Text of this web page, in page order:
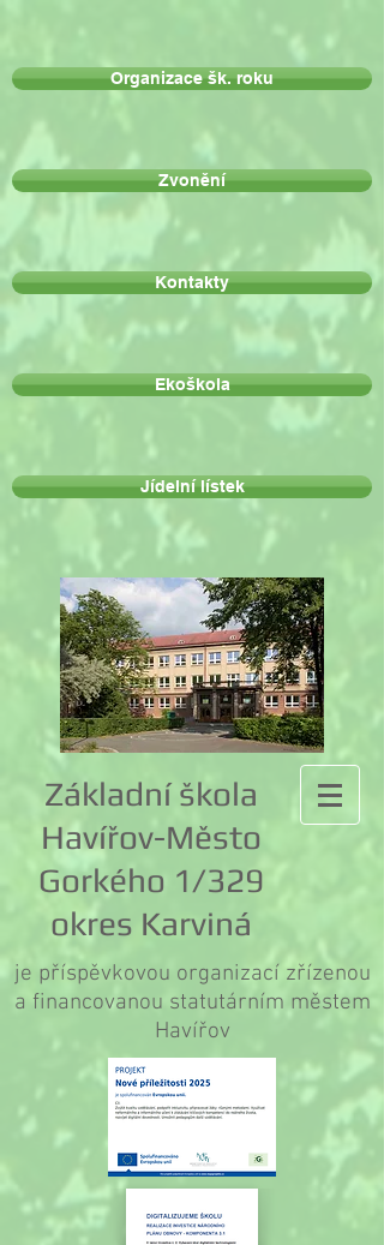
Organizace šk. roku
Zvonění
Kontakty
Ekoškola
Jídelní lístek
Základní škola
Havířov-Město
Gorkého 1/329
okres Karviná
je příspěvkovou organizací zřízenou
a financovanou statutárním městem
Havířov